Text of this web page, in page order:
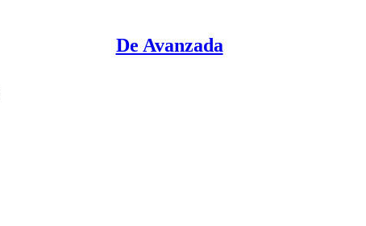
De Avanzada